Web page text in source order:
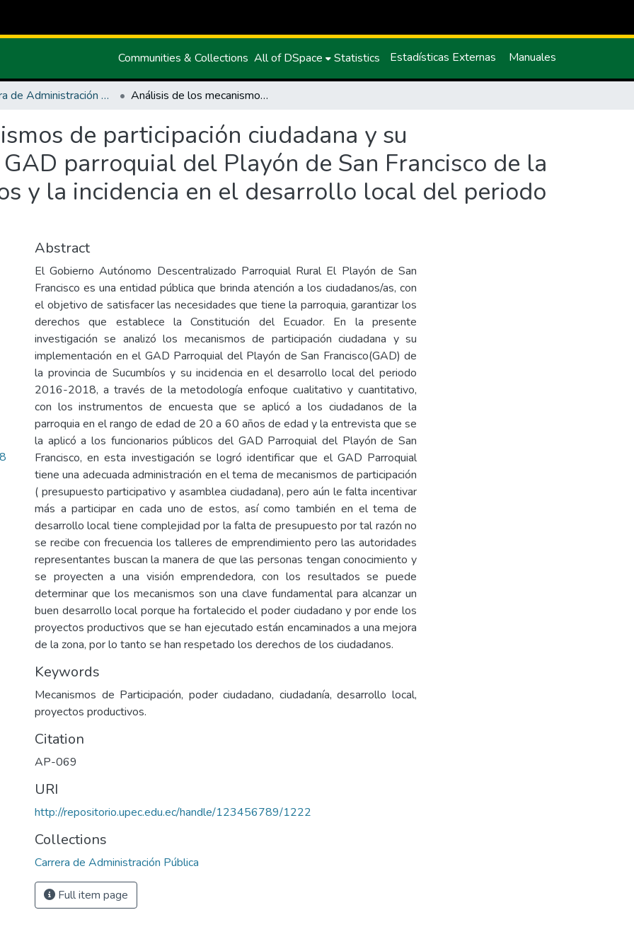
Communities & Collections All of DSpace Statistics Estadísticas Externas Manuales
Carrera de Administración Pública Análisis de los mecanismos de participación ciudadana y su implementación en el GAD parroquial del Playón de San Francisco de la provincia de Sucumbíos y la incidencia en el desarrollo local del periodo 2016-2018.
de participación ciudadana y su
parroquial del Playón de San Francisco de la
y la incidencia en el desarrollo local del periodo
Abstract
El Gobierno Autónomo Descentralizado Parroquial Rural El Playón de San
Francisco es una entidad pública que brinda atención a los ciudadanos/as, con
el objetivo de satisfacer las necesidades que tiene la parroquia, garantizar los
derechos que establece la Constitución del Ecuador. En la presente
investigación se analizó los mecanismos de participación ciudadana y su
implementación en el GAD Parroquial del Playón de San Francisco(GAD) de
la provincia de Sucumbíos y su incidencia en el desarrollo local del periodo
2016-2018, a través de la metodología enfoque cualitativo y cuantitativo,
con los instrumentos de encuesta que se aplicó a los ciudadanos de la
parroquia en el rango de edad de 20 a 60 años de edad y la entrevista que se
la aplicó a los funcionarios públicos del GAD Parroquial del Playón de San
Francisco, en esta investigación se logró identificar que el GAD Parroquial
tiene una adecuada administración en el tema de mecanismos de participación
( presupuesto participativo y asamblea ciudadana), pero aún le falta incentivar
más a participar en cada uno de estos, así como también en el tema de
desarrollo local tiene complejidad por la falta de presupuesto por tal razón no
se recibe con frecuencia los talleres de emprendimiento pero las autoridades
representantes buscan la manera de que las personas tengan conocimiento y
se proyecten a una visión emprendedora, con los resultados se puede
determinar que los mecanismos son una clave fundamental para alcanzar un
buen desarrollo local porque ha fortalecido el poder ciudadano y por ende los
proyectos productivos que se han ejecutado están encaminados a una mejora
de la zona, por lo tanto se han respetado los derechos de los ciudadanos.
Keywords
Mecanismos de Participación, poder ciudadano, ciudadanía, desarrollo local,
proyectos productivos.
Citation
AP-069
URI
http://repositorio.upec.edu.ec/handle/123456789/1222
Collections
Carrera de Administración Pública
Full item page